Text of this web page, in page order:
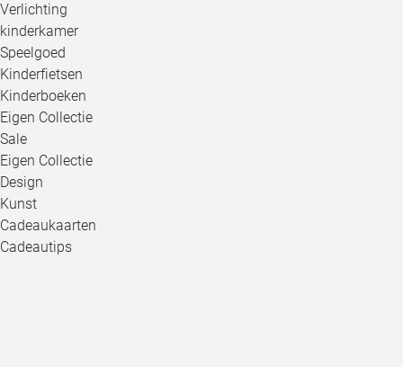
Verlichting
kinderkamer
Speelgoed
Kinderfietsen
Kinderboeken
Eigen Collectie
Sale
Eigen Collectie
Design
Kunst
Cadeaukaarten
Cadeautips